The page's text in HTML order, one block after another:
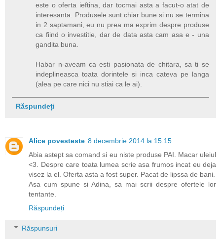
este o oferta ieftina, dar tocmai asta a facut-o atat de
interesanta. Produsele sunt chiar bune si nu se termina
in 2 saptamani, eu nu prea ma exprim despre produse
ca fiind o investitie, dar de data asta cam asa e - una
gandita buna.
Habar n-aveam ca esti pasionata de chitara, sa ti se
indeplineasca toata dorintele si inca cateva pe langa
(alea pe care nici nu stiai ca le ai).
Răspundeți
Alice povesteste 8 decembrie 2014 la 15:15
Abia astept sa comand si eu niste produse PAI. Macar uleiul
<3. Despre care toata lumea scrie asa frumos incat eu deja
visez la el. Oferta asta a fost super. Pacat de lipssa de bani.
Asa cum spune si Adina, sa mai scrii despre ofertele lor
tentante.
Răspundeți
Răspunsuri